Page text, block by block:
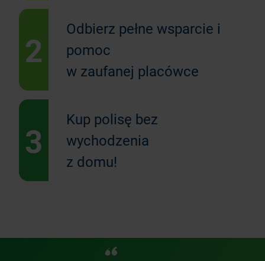
2
Odbierz pełne wsparcie i
pomoc
w zaufanej placówce
3
Kup polisę bez
wychodzenia
z domu!